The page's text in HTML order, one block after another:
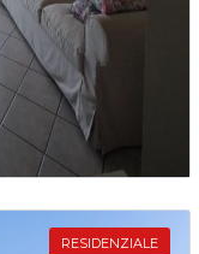
RESIDENZIALE